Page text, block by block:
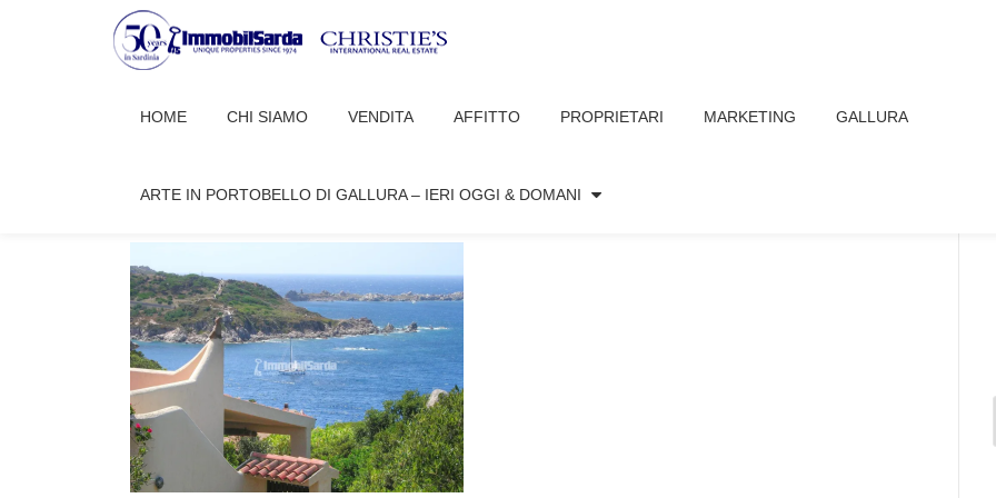
HOME CHI SIAMO VENDITA AFFITTO PROPRIETARI MARKETING GALLURA
ARTE IN PORTOBELLO DI GALLURA – IERI OGGI & DOMANI
airportcoast Dicembre 6, 2024